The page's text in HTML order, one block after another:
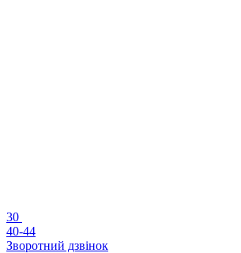
30
40-44
Зворотний дзвінок